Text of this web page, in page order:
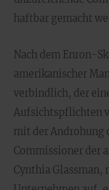
haftbar gemacht
Nach dem Enron-
amerikanischer
verbindlich, der
Aufsichtspflichten
mit der Androhung
Commissioner der
Cynthia Glassman,